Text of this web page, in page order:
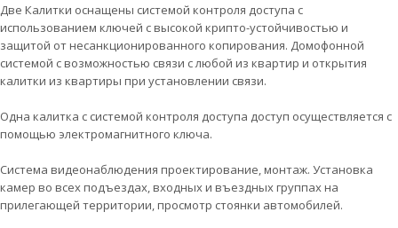
Две Калитки оснащены системой контроля доступа с
использованием ключей с высокой крипто-устойчивостью и
защитой от несанкционированного копирования. Домофонной
системой с возможностью связи с любой из квартир и открытия
калитки из квартиры при установлении связи.
Одна калитка с системой контроля доступа доступ осуществляется с
помощью электромагнитного ключа.
Система видеонаблюдения проектирование, монтаж. Установка
камер во всех подъездах, входных и въездных группах на
прилегающей территории, просмотр стоянки автомобилей.